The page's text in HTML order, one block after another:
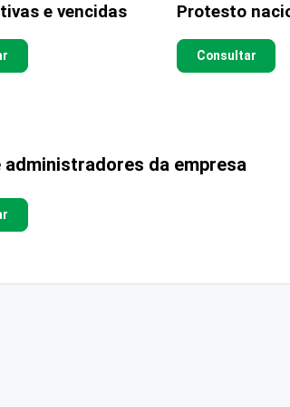
e vencidas Protesto
Consultar
administradores da empresa